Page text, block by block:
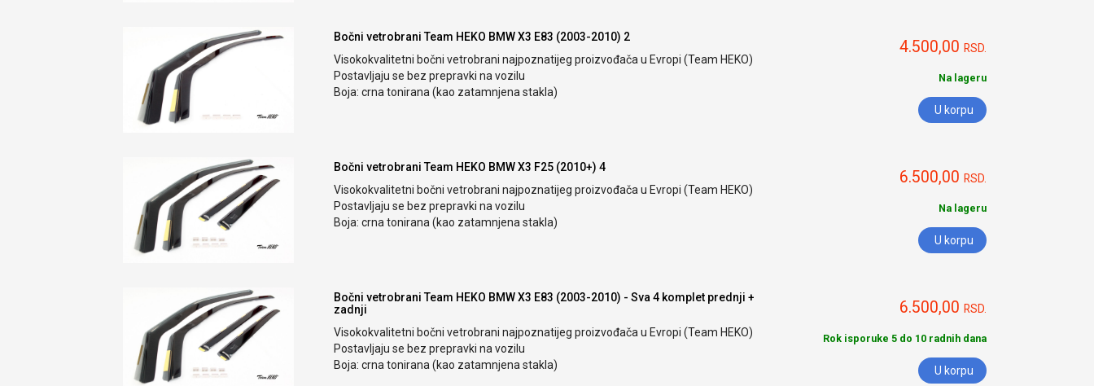
Bočni vetrobrani Team HEKO BMW X3 E83 (2003-2010) 2
Visokokvalitetni bočni vetrobrani najpoznatijeg proizvođača u Evropi (Team HEKO)
Postavljaju se bez prepravki na vozilu
Boja: crna tonirana (kao zatamnjena stakla)
4.500,00 RSD.
Na lageru
U korpu
Bočni vetrobrani Team HEKO BMW X3 F25 (2010+) 4
Visokokvalitetni bočni vetrobrani najpoznatijeg proizvođača u Evropi (Team HEKO)
Postavljaju se bez prepravki na vozilu
Boja: crna tonirana (kao zatamnjena stakla)
6.500,00 RSD.
Na lageru
U korpu
Bočni vetrobrani Team HEKO BMW X3 E83 (2003-2010) - Sva 4 komplet prednji +
zadnji
Visokokvalitetni bočni vetrobrani najpoznatijeg proizvođača u Evropi (Team HEKO)
Postavljaju se bez prepravki na vozilu
Boja: crna tonirana (kao zatamnjena stakla)
6.500,00 RSD.
Rok isporuke 5 do 10 radnih dana
U korpu